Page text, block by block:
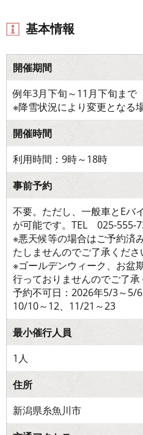
基本情報
開催期間
例年3月下旬～11月下旬まで
※降雪状況により変更となる
開催時間
利用時間：9時～18時
事前予約
不要。ただし、一般車とEバ
が可能です。TEL 025-555-
※悪天候等の場合はご予約済
たしませんのでご了承くださ
※ゴールデンウィーク、お盆
行っておりませんのでご了承
予約不可日：2026年5/3～5/
10/10～12、11/21～23
最小催行人員
1人
住所
新潟県糸魚川市